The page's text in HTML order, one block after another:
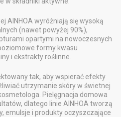
AINHOA wyróżniają się wysoką
(nawet powyżej 90%),
opartymi na nowoczesnych
formy kwasu
i ekstrakty roślinne.
tak, aby wspierać efekty
utrzymanie skóry w świetnej
Pielęgnacja domowa
dlatego linie AINHOA tworzą
emulsje i produkty oczyszczające